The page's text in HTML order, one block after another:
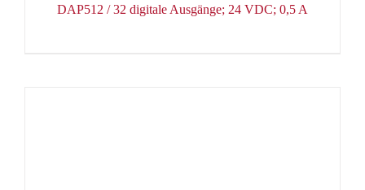
DAP512 / 32 digitale Ausgänge; 24 VDC; 0,5 A